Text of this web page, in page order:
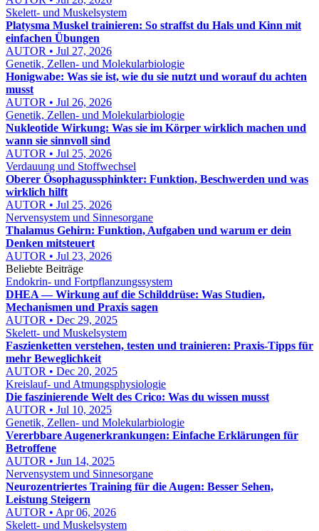
Skelett- und Muskelsystem
Platysma Muskel trainieren: So straffst du Hals und Kinn mit
einfachen Übungen
AUTOR • Jul 27, 2026
Genetik, Zellen- und Molekularbiologie
Honigwabe: Was sie ist, wie du sie nutzt und worauf du achten
musst
AUTOR • Jul 26, 2026
Genetik, Zellen- und Molekularbiologie
Nukleotide Wirkung: Was sie im Körper wirklich machen und
wann sie sinnvoll sind
AUTOR • Jul 25, 2026
Verdauung und Stoffwechsel
Oberer Ösophagussphinkter: Funktion, Beschwerden und was
wirklich hilft
AUTOR • Jul 25, 2026
Nervensystem und Sinnesorgane
Thalamus Gehirn: Funktion, Aufgaben und warum er dein
Denken mitsteuert
AUTOR • Jul 23, 2026
Beliebte Beiträge
Endokrin- und Fortpflanzungssystem
DHEA — Wirkung auf die Schilddrüse: Was Studien,
Mechanismen und Praxis sagen
AUTOR • Dec 29, 2025
Skelett- und Muskelsystem
Faszienketten verstehen, testen und trainieren: Praxis‑Tipps für
mehr Beweglichkeit
AUTOR • Dec 20, 2025
Kreislauf- und Atmungsphysiologie
Die faszinierende Welt des Crico: Was du wissen musst
AUTOR • Jul 10, 2025
Genetik, Zellen- und Molekularbiologie
Vererbbare Augenerkrankungen: Einfache Erklärungen für
Betroffene
AUTOR • Jun 14, 2025
Nervensystem und Sinnesorgane
Neurozentriertes Training für die Augen: Besser Sehen,
Leistung Steigern
AUTOR • Apr 06, 2026
Skelett- und Muskelsystem